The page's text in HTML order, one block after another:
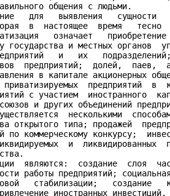
общения с людьми.
для   выявления   сущности
в  настоящее  время
означает
государства и местных органов
и   их
предприятий;  долей,  паев,
в капитале акционерных
предприятий  в
с участием  иностранного
и других объединений
несколькими
открытого типа; продажей
по коммерческому конкурсу;
и  ликвидированных
являются:  создание  слоя
работы предприятий;
стабилизации;   создание
иностранных инвестиций.